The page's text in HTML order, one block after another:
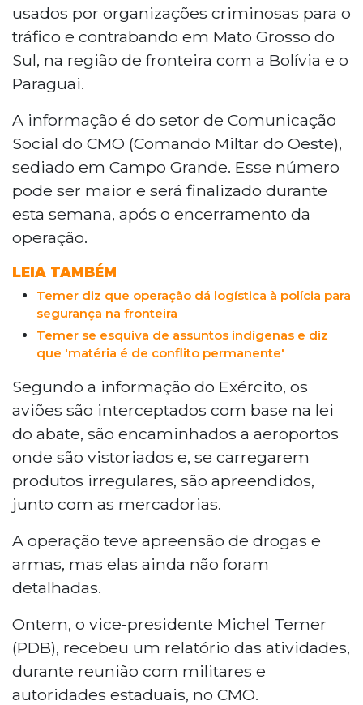
usados por organizações criminosas para o
tráfico e contrabando em Mato Grosso do
Sul, na região de fronteira com a Bolívia e o
Paraguai.
A informação é do setor de Comunicação
Social do CMO (Comando Miltar do Oeste),
sediado em Campo Grande. Esse número
pode ser maior e será finalizado durante
esta semana, após o encerramento da
operação.
LEIA TAMBÉM
Temer diz que operação dá logística à polícia para
segurança na fronteira
Temer se esquiva de assuntos indígenas e diz
que 'matéria é de conflito permanente'
Segundo a informação do Exército, os
aviões são interceptados com base na lei
do abate, são encaminhados a aeroportos
onde são vistoriados e, se carregarem
produtos irregulares, são apreendidos,
junto com as mercadorias.
A operação teve apreensão de drogas e
armas, mas elas ainda não foram
detalhadas.
Ontem, o vice-presidente Michel Temer
(PDB), recebeu um relatório das atividades,
durante reunião com militares e
autoridades estaduais, no CMO.